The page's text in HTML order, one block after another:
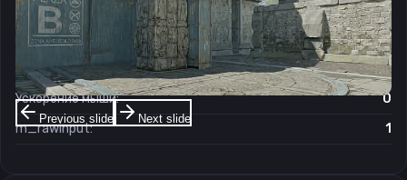
Previous slide Next slide
Чувствительность мыши в игре:
1.9
Чувствительность мыши в зуме:
1
Чувствительность мыши в Windows:
6/11
Ускорение мыши:
0
m_rawinput:
1